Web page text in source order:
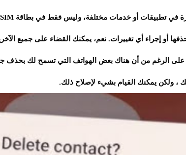
أو إجراء أي تغييرات. نعم، يمكنك القضاء على جميع
الرغم من أن هناك بعض الهواتف التي تسمح لك بحذف
، ولكن يمكنك القيام بشيء لإصلاح ذلك.